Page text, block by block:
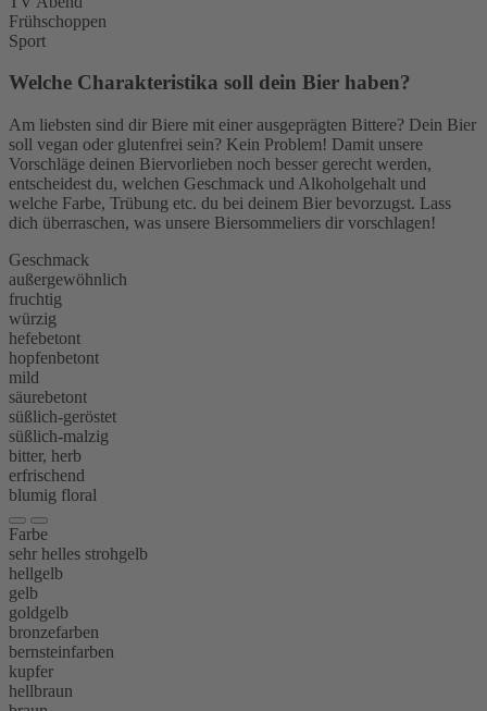
Frühschoppen
Sport
Welche Charakteristika soll dein Bier haben?
Am liebsten sind dir Biere mit einer ausgeprägten Bittere? Dein Bier
soll vegan oder glutenfrei sein? Kein Problem! Damit unsere
Vorschläge deinen Biervorlieben noch besser gerecht werden,
entscheidest du, welchen Geschmack und Alkoholgehalt und
welche Farbe, Trübung etc. du bei deinem Bier bevorzugst. Lass
dich überraschen, was unsere Biersommeliers dir vorschlagen!
Geschmack
außergewöhnlich
fruchtig
würzig
hefebetont
hopfenbetont
mild
säurebetont
süßlich-geröstet
süßlich-malzig
bitter, herb
erfrischend
blumig floral
Farbe
sehr helles strohgelb
hellgelb
gelb
goldgelb
bronzefarben
bernsteinfarben
kupfer
hellbraun